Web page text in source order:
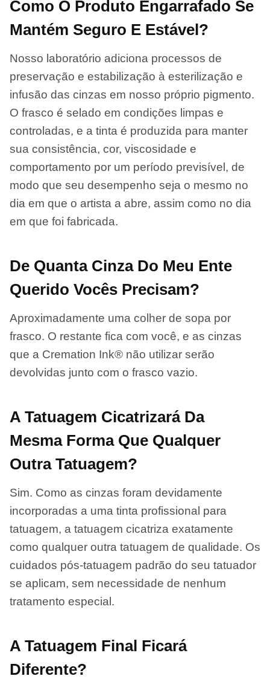
Como O Produto Engarrafado Se
Mantém Seguro E Estável?
Nosso laboratório adiciona processos de
preservação e estabilização à esterilização e
infusão das cinzas em nosso próprio pigmento.
O frasco é selado em condições limpas e
controladas, e a tinta é produzida para manter
sua consistência, cor, viscosidade e
comportamento por um período previsível, de
modo que seu desempenho seja o mesmo no
dia em que o artista a abre, assim como no dia
em que foi fabricada.
De Quanta Cinza Do Meu Ente
Querido Vocês Precisam?
Aproximadamente uma colher de sopa por
frasco. O restante fica com você, e as cinzas
que a Cremation Ink® não utilizar serão
devolvidas junto com o frasco vazio.
A Tatuagem Cicatrizará Da
Mesma Forma Que Qualquer
Outra Tatuagem?
Sim. Como as cinzas foram devidamente
incorporadas a uma tinta profissional para
tatuagem, a tatuagem cicatriza exatamente
como qualquer outra tatuagem de qualidade. Os
cuidados pós-tatuagem padrão do seu tatuador
se aplicam, sem necessidade de nenhum
tratamento especial.
A Tatuagem Final Ficará
Diferente?